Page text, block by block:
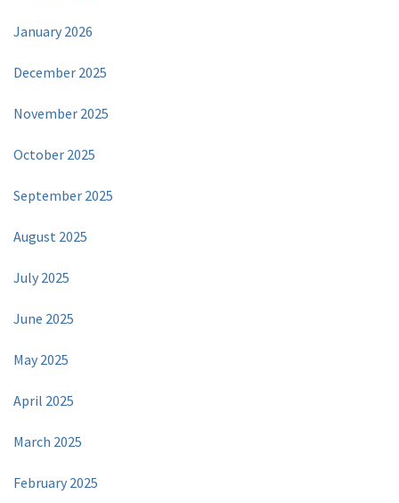
January 2026
December 2025
November 2025
October 2025
September 2025
August 2025
July 2025
June 2025
May 2025
April 2025
March 2025
February 2025